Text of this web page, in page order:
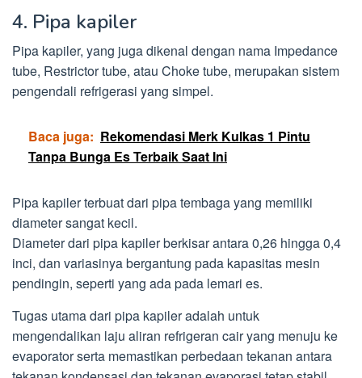
4. Pipa kapiler
Pipa kapiler, yang juga dikenal dengan nama Impedance
tube, Restrictor tube, atau Choke tube, merupakan sistem
pengendali refrigerasi yang simpel.
Baca juga: Rekomendasi Merk Kulkas 1 Pintu
Tanpa Bunga Es Terbaik Saat Ini
Pipa kapiler terbuat dari pipa tembaga yang memiliki
diameter sangat kecil.
Diameter dari pipa kapiler berkisar antara 0,26 hingga 0,4
inci, dan variasinya bergantung pada kapasitas mesin
pendingin, seperti yang ada pada lemari es.
Tugas utama dari pipa kapiler adalah untuk
mengendalikan laju aliran refrigeran cair yang menuju ke
evaporator serta memastikan perbedaan tekanan antara